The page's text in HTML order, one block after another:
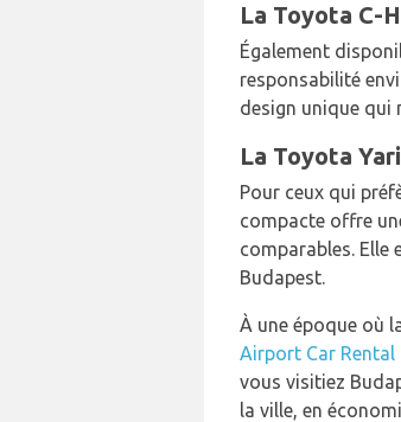
La Toyota C-
Également
responsabilité
design unique qui
La Toyota
Pour ceux qui
compacte offre
comparables. Elle
Budapest.
À une époque où
Airport Car Rental
vous visitiez
la ville, en